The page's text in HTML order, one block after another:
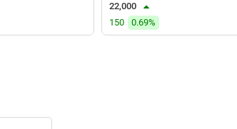
22,000
150
0.69%